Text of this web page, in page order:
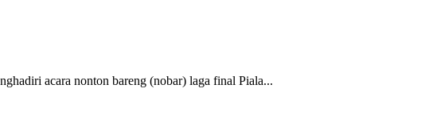
acara nonton bareng (nobar) laga final Piala...